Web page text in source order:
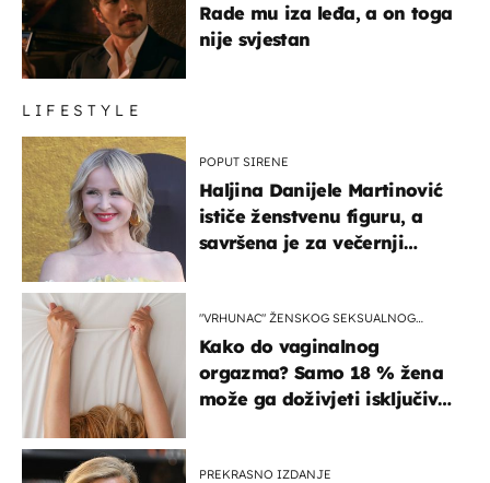
Rade mu iza leđa, a on toga
nije svjestan
LIFESTYLE
POPUT SIRENE
Haljina Danijele Martinović
ističe ženstvenu figuru, a
savršena je za večernji
"VRHUNAC" ŽENSKOG SEKSUALNOG
Kako do vaginalnog
orgazma? Samo 18 % žena
može ga doživjeti isključivo
PREKRASNO IZDANJE